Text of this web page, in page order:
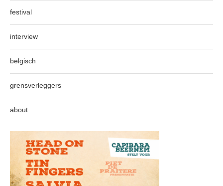
festival
interview
belgisch
grensverleggers
about